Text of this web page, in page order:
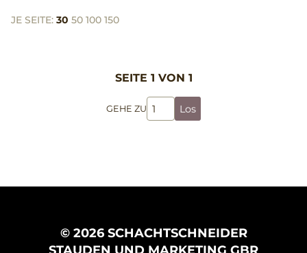
JE SEITE: 30 50 100 150
SEITE 1 VON 1
GEHE ZU Los
© 2026 SCHACHTSCHNEIDER